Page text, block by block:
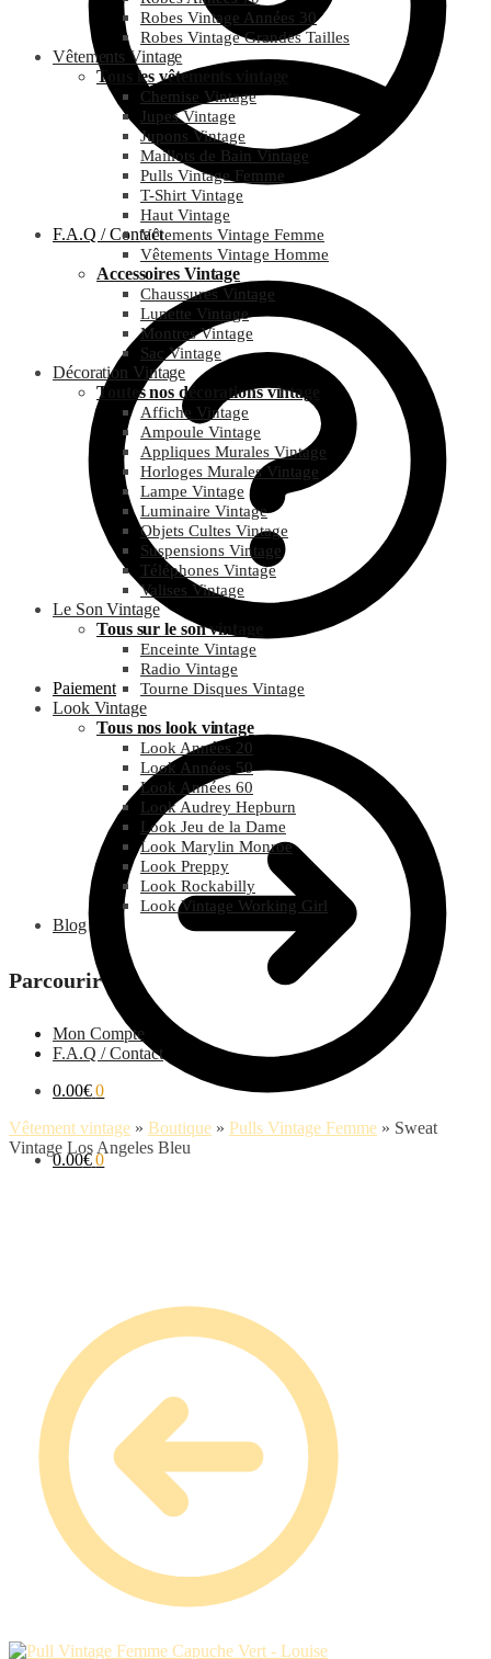
F.A.Q / Contact
Paiement
0.00€ 0
Robes Vintage Années 30
Robes Vintage Grandes Tailles
Vêtements Vintage
Tous les vêtements vintage
Chemise Vintage
Jupes Vintage
Jupons Vintage
Maillots de Bain Vintage
Pulls Vintage Femme
T-Shirt Vintage
Haut Vintage
Vêtements Vintage Femme
Vêtements Vintage Homme
Accessoires Vintage
Chaussures Vintage
Lunette Vintage
Montres Vintage
Sac Vintage
Décoration Vintage
Toutes nos décorations vintage
Affiche Vintage
Ampoule Vintage
Appliques Murales Vintage
Horloges Murales Vintage
Lampe Vintage
Luminaire Vintage
Objets Cultes Vintage
Suspensions Vintage
Téléphones Vintage
Valises Vintage
Le Son Vintage
Tous sur le son vintage
Enceinte Vintage
Radio Vintage
Tourne Disques Vintage
Look Vintage
Tous nos look vintage
Look Années 20
Look Années 50
Look Années 60
Look Audrey Hepburn
Look Jeu de la Dame
Look Marylin Monroe
Look Preppy
Look Rockabilly
Look Vintage Working Girl
Blog
Parcourir
Mon Compte
F.A.Q / Contact
0.00€ 0
Vêtement vintage » Boutique » Pulls Vintage Femme » Sweat
Vintage Los Angeles Bleu